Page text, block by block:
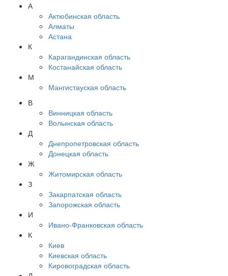
А
Актюбинская область
Алматы
Астана
К
Карагандинская область
Костанайская область
М
Мангистауская область
В
Винницкая область
Волынская область
Д
Днепропетровская область
Донецкая область
Ж
Житомирская область
З
Закарпатская область
Запорожская область
И
Ивано-Франковская область
К
Киев
Киевская область
Кировоградская область